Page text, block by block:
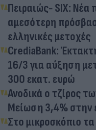
Πειραιώς- SIX:
αμεσότερη
ελληνικές μετοχές
CrediaBank:
16/3 για αύξηση
300 εκατ. ευρώ
Ανοδικά ο τζίρος
Μείωση 3,4% στην
Στο μικροσκόπιο